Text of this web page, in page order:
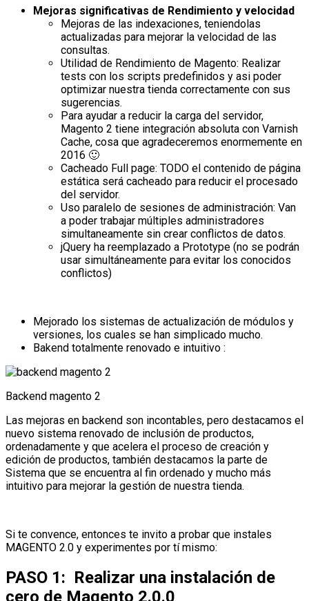
Mejoras significativas de Rendimiento y velocidad
Mejoras de las indexaciones, teniendolas
actualizadas para mejorar la velocidad de las
consultas.
Utilidad de Rendimiento de Magento: Realizar
tests con los scripts predefinidos y asi poder
optimizar nuestra tienda correctamente con sus
sugerencias.
Para ayudar a reducir la carga del servidor,
Magento 2 tiene integración absoluta con Varnish
Cache, cosa que agradeceremos enormemente en
2016 🙂
Cacheado Full page: TODO el contenido de página
estática será cacheado para reducir el procesado
del servidor.
Uso paralelo de sesiones de administración: Van
a poder trabajar múltiples administradores
simultaneamente sin crear conflictos de datos.
jQuery ha reemplazado a Prototype (no se podrán
usar simultáneamente para evitar los conocidos
conflictos)
Mejorado los sistemas de actualización de módulos y
versiones, los cuales se han simplicado mucho.
Bakend totalmente renovado e intuitivo :
Backend magento 2
Las mejoras en backend son incontables, pero destacamos el
nuevo sistema renovado de inclusión de productos,
ordenadamente y que acelera el proceso de creación y
edición de productos, también destacamos la parte de
Sistema que se encuentra al fin ordenado y mucho más
intuitivo para mejorar la gestión de nuestra tienda.
Si te convence, entonces te invito a probar que instales
MAGENTO 2.0 y experimentes por tí mismo:
PASO 1: Realizar una instalación de
cero de Magento 2.0.0